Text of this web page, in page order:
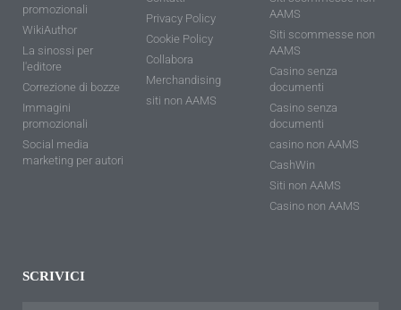
promozionali
WikiAuthor
La sinossi per
l'editore
Correzione di bozze
Immagini
promozionali
Social media
marketing per autori
Privacy Policy
Cookie Policy
Collabora
Merchandising
siti non AAMS
AAMS
Siti scommesse non
AAMS
Casino senza
documenti
Casino senza
documenti
casino non AAMS
CashWin
Siti non AAMS
Casino non AAMS
SCRIVICI